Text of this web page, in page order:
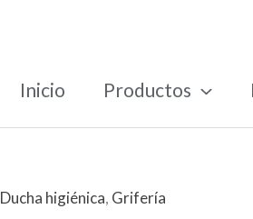
Inicio Productos
Ducha higiénica, Grifería